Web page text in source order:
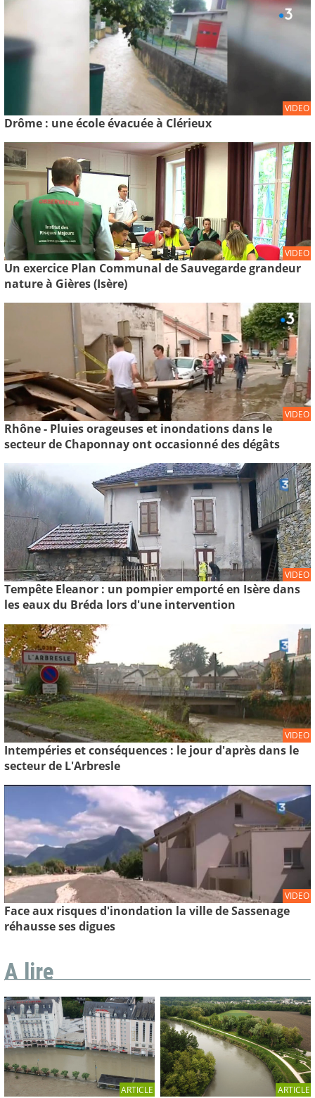
VIDEO
Drôme : une école évacuée à Clérieux
VIDEO
Un exercice Plan Communal de Sauvegarde grandeur
nature à Gières (Isère)
VIDEO
Rhône - Pluies orageuses et inondations dans le
secteur de Chaponnay ont occasionné des dégâts
VIDEO
Tempête Eleanor : un pompier emporté en Isère dans
les eaux du Bréda lors d'une intervention
VIDEO
Intempéries et conséquences : le jour d'après dans le
secteur de L'Arbresle
VIDEO
Face aux risques d'inondation la ville de Sassenage
réhausse ses digues
A lire
ARTICLE ARTICLE